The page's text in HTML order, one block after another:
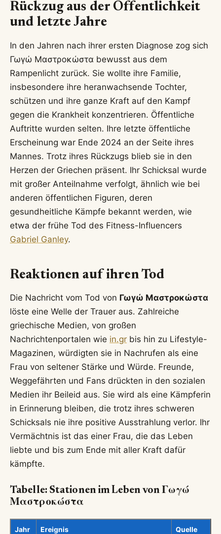
Rückzug aus der Öffentlichkeit
und letzte Jahre
In den Jahren nach ihrer ersten Diagnose zog sich
Γωγώ Μαστροκώστα bewusst aus dem
Rampenlicht zurück. Sie wollte ihre Familie,
insbesondere ihre heranwachsende Tochter,
schützen und ihre ganze Kraft auf den Kampf
gegen die Krankheit konzentrieren. Öffentliche
Auftritte wurden selten. Ihre letzte öffentliche
Erscheinung war Ende 2024 an der Seite ihres
Mannes. Trotz ihres Rückzugs blieb sie in den
Herzen der Griechen präsent. Ihr Schicksal wurde
mit großer Anteilnahme verfolgt, ähnlich wie bei
anderen öffentlichen Figuren, deren
gesundheitliche Kämpfe bekannt werden, wie
etwa der frühe Tod des Fitness-Influencers
Gabriel Ganley.
Reaktionen auf ihren Tod
Die Nachricht vom Tod von Γωγώ Μαστροκώστα
löste eine Welle der Trauer aus. Zahlreiche
griechische Medien, von großen
Nachrichtenportalen wie in.gr bis hin zu Lifestyle-
Magazinen, würdigten sie in Nachrufen als eine
Frau von seltener Stärke und Würde. Freunde,
Weggefährten und Fans drückten in den sozialen
Medien ihr Beileid aus. Sie wird als eine Kämpferin
in Erinnerung bleiben, die trotz ihres schweren
Schicksals nie ihre positive Ausstrahlung verlor. Ihr
Vermächtnis ist das einer Frau, die das Leben
liebte und bis zum Ende mit aller Kraft dafür
kämpfte.
Tabelle: Stationen im Leben von Γωγώ
Μαστροκώστα
Jahr Ereignis Quelle